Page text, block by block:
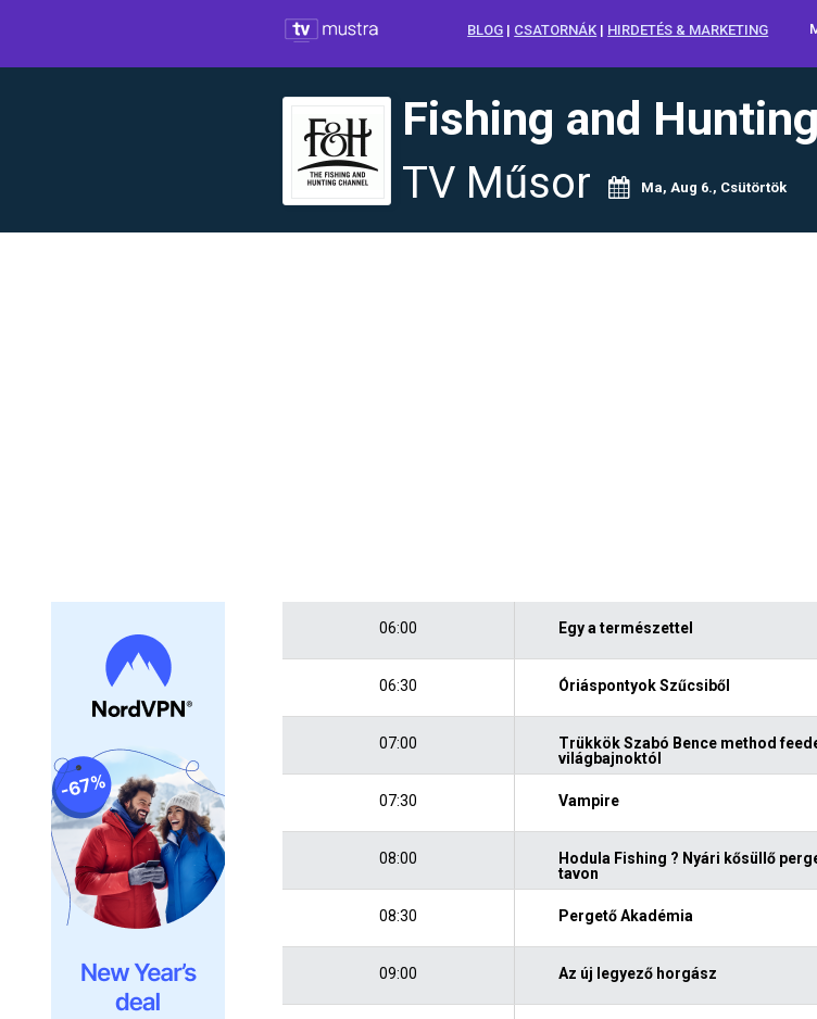
BLOG | CSATORNÁK | HIRDETÉS & MARKETING
Fishing and
TV Műsor Ma, Aug 6., Csütörtök
06:00 Egy a természettel
06:30 Óriáspontyok Szűcsiből
07:00
Trükkök Szabó Bence method
világbajnoktól
07:30 Vampire
08:00
Hodula Fishing ? Nyári kősüllő
tavon
08:30 Pergető Akadémia
09:00 Az új legyező horgász